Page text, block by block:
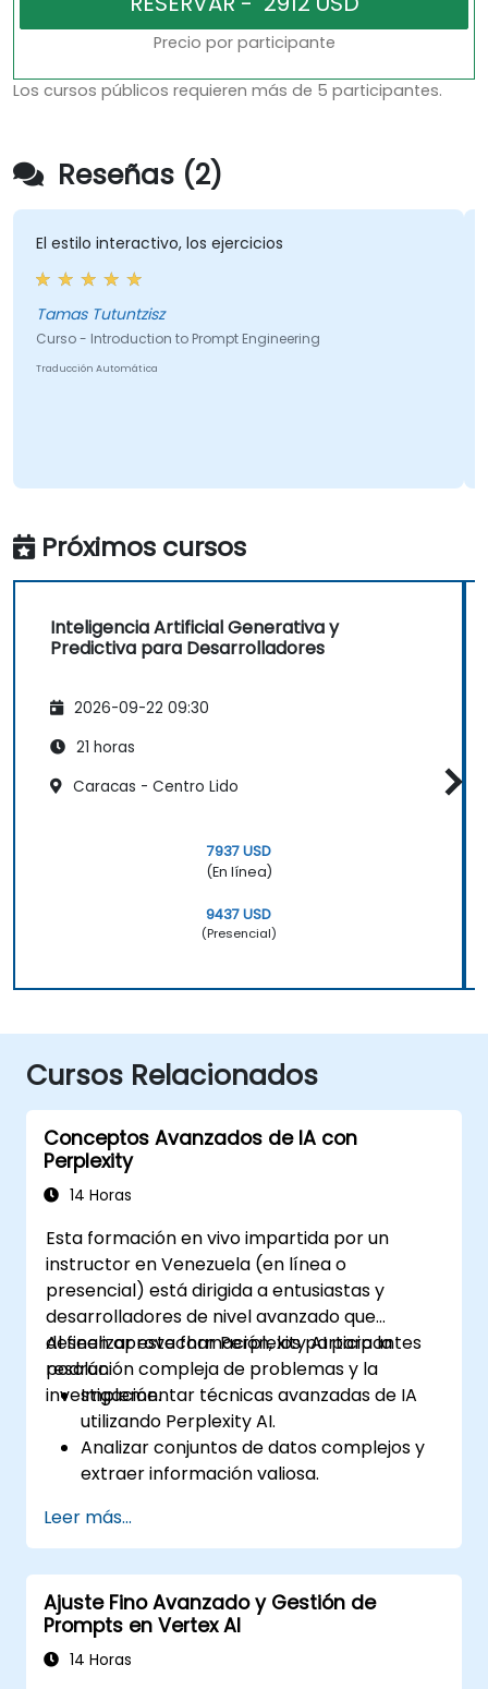
Precio por participante
Los cursos públicos requieren más de 5 participantes.
Reseñas (2)
interactivo, los ejercicios
Tutuntzisz
- Introduction to Prompt Engineering
Automática
Próximos cursos
Inteligencia Artificial Generativa y
Predictiva para Desarrolladores
2026-09-22 09:30
21 horas
Caracas - Centro Lido
7937 USD
(En línea)
9437 USD
(Presencial)
Cursos Relacionados
Conceptos Avanzados de IA con
Perplexity
14 Horas
Esta formación en vivo impartida por un
instructor en Venezuela (en línea o
presencial) está dirigida a entusiastas y
desarrolladores de nivel avanzado que
deseen aprovechar Perplexity AI para la
resolución compleja de problemas y la
investigación.
Al finalizar esta formación, los participantes
podrán:
Implementar técnicas avanzadas de IA
utilizando Perplexity AI.
Analizar conjuntos de datos complejos y
extraer información valiosa.
práctica de problemas.
Integrar Perplexity AI con los flujos de
trabajo actuales de IA.
Leer más...
Ajuste Fino Avanzado y Gestión de
Prompts en Vertex AI
14 Horas